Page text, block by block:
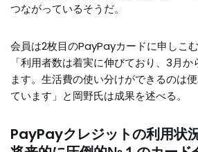
つながっているそうだ。
会員は2枚目のPayPayカードに申しこむ
「利用者数は着実に伸びており、3月
ます。生活費の使い分けができるのは
ています」と岡野氏は成果を述べる。
PayPayクレジットの利用状